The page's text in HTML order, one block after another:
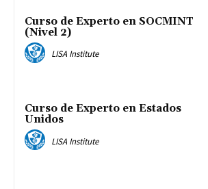
Curso de Experto en SOCMINT
(Nivel 2)
LISA Institute
Curso de Experto en Estados
Unidos
LISA Institute